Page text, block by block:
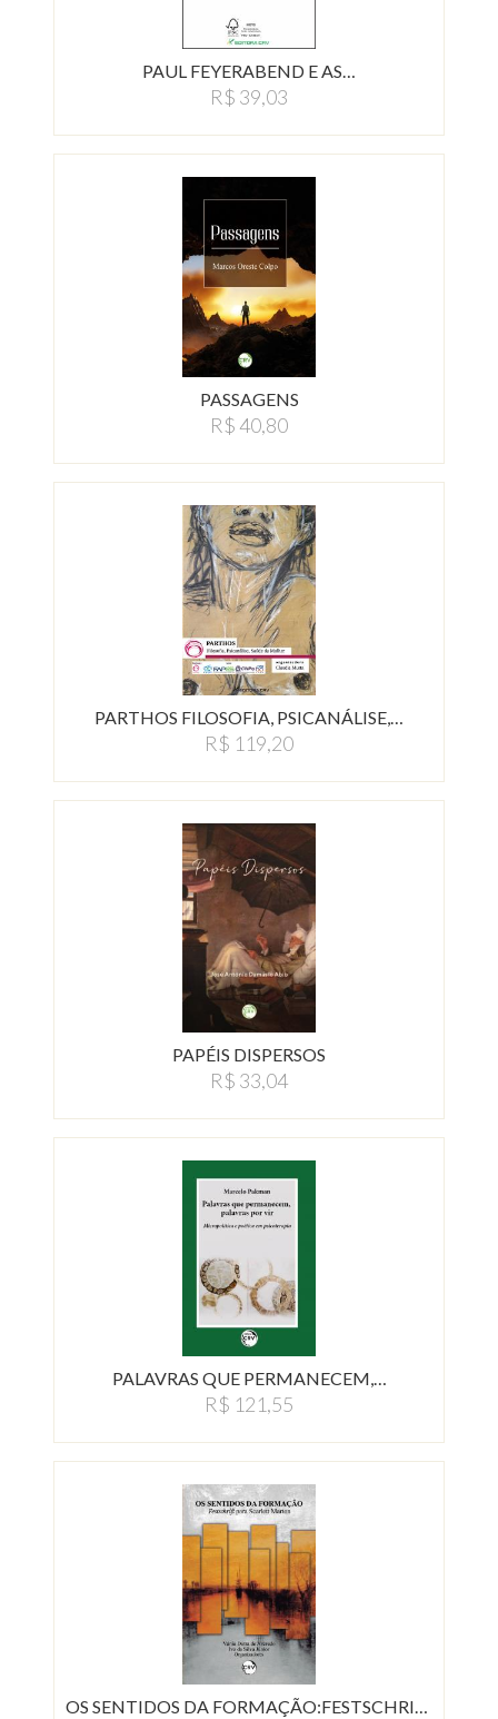
PAUL FEYERABEND E AS…
R$ 39,03
PASSAGENS
R$ 40,80
PARTHOS FILOSOFIA, PSICANÁLISE,…
R$ 119,20
PAPÉIS DISPERSOS
R$ 33,04
PALAVRAS QUE PERMANECEM,…
R$ 121,55
OS SENTIDOS DA FORMAÇÃO:FESTSCHRIFT…